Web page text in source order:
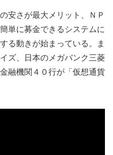
安さが最大メリット、ＮＰ
単に募金できるシステムに
る動きが始まっている。ま
ズ、日本のメガバンク三菱
融機関４０行が「仮想通貨